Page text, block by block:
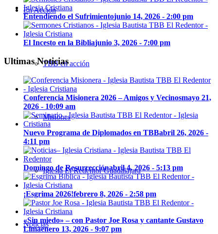
En Acción
TBB en acción
Misiones
Iglesia El Redentor Guadalajara
Noticias
Entendiendo el Sufrimientojunio 14, 2026 - 2:00 pm
El Incesto en la Bibliajunio 3, 2026 - 7:00 pm
Ultimas Noticias
Conferencia Misionera 2026 – Amigos y Vecinosmayo 21,
2026 - 10:09 am
Nuevo Programa de Diplomados en TBBabril 26, 2026 -
4:11 pm
Domingo de Resurrecciónabril 4, 2026 - 5:13 pm
¡Esgrima 2026!febrero 8, 2026 - 2:58 pm
«Sin miedo» – con Pastor Joe Rosa y cantante Gustavo
Limaenero 13, 2026 - 9:07 pm